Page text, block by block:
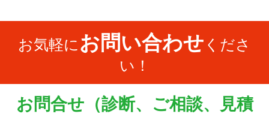
お気軽に お問い合わせ くださ
い！
お問合せ（診断、ご相談、見積